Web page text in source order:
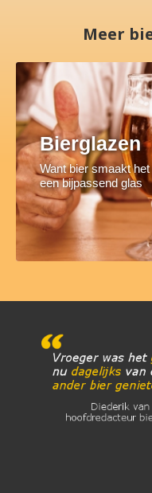
Meer
Bierglazen
Want bier smaakt
een bijpassend glas